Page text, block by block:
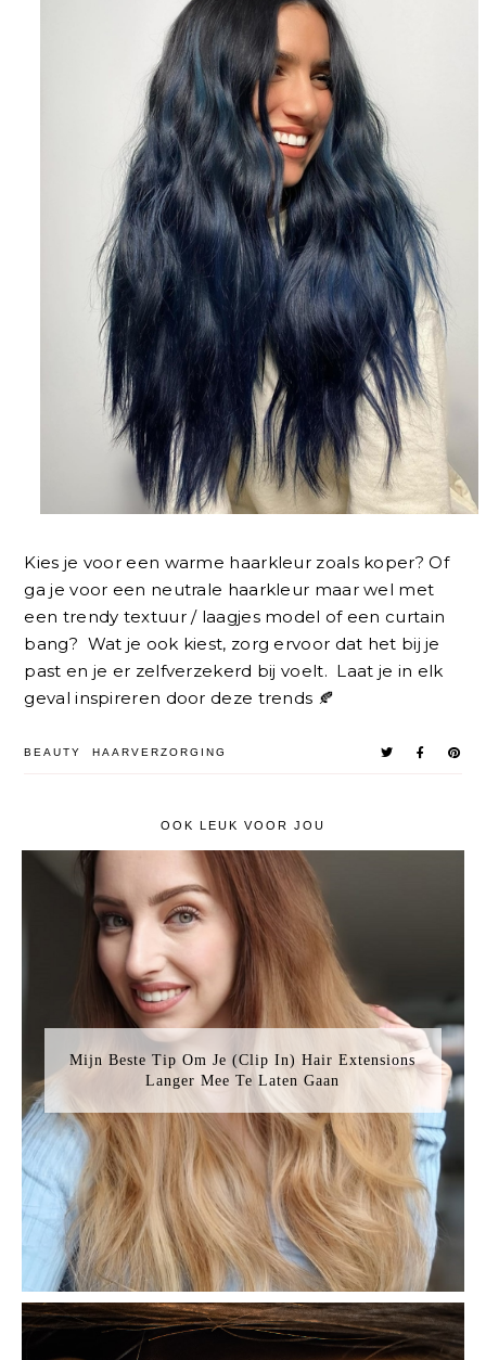
Kies je voor een warme haarkleur zoals koper? Of
ga je voor een neutrale haarkleur maar wel met
een trendy textuur / laagjes model of een curtain
bang? Wat je ook kiest, zorg ervoor dat het bij je
past en je er zelfverzekerd bij voelt. Laat je in elk
geval inspireren door deze trends 🍂
BEAUTY HAARVERZORGING
OOK LEUK VOOR JOU
Mijn Beste Tip Om Je (Clip In) Hair Extensions
Langer Mee Te Laten Gaan